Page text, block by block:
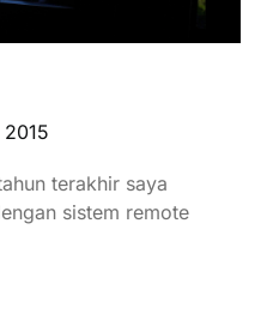
2015
terakhir saya
sistem remote